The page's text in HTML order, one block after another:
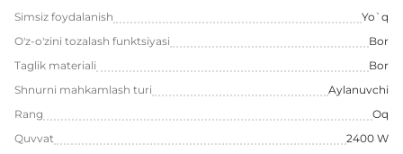
Simsiz foydalanish
Yo`q
O'z-o'zini tozalash funktsiyasi
Bor
Taglik materiali
Bor
Shnurni mahkamlash turi
Aylanuvchi
Rang
Oq
Quvvat
2400 W